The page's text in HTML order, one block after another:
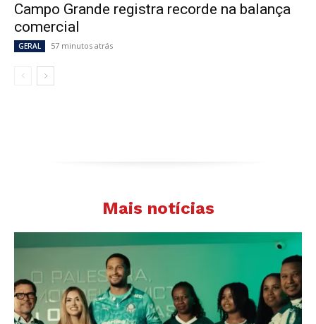
Campo Grande registra recorde na balança
comercial
GERAL 57 minutos atrás
Mais notícias